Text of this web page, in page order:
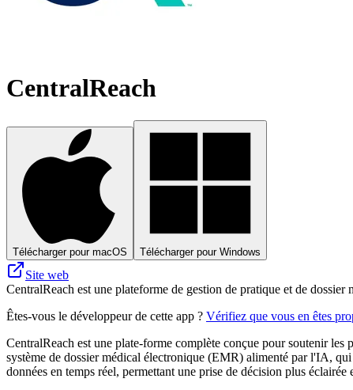
CentralReach
Télécharger pour macOS Télécharger pour Windows
Site web
CentralReach est une plateforme de gestion de pratique et de
Êtes-vous le développeur de cette app ? Vérifiez que vous en êtes
CentralReach est une plate-forme complète conçue pour soutenir
système de dossier médical électronique (EMR) alimenté par l'IA,
données en temps réel, permettant une prise de décision plus éclairée